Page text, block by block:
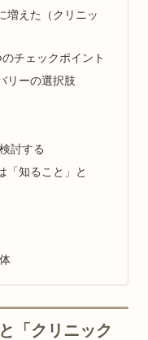
増えた（クリニッ
チェックポイント
リーの選択肢
討する
「知ること」と
「クリニック